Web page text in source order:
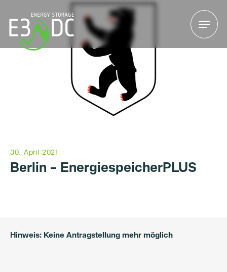
Menu
30. April 2021
Berlin – EnergiespeicherPLUS
Hinweis: Keine Antragstellung mehr möglich